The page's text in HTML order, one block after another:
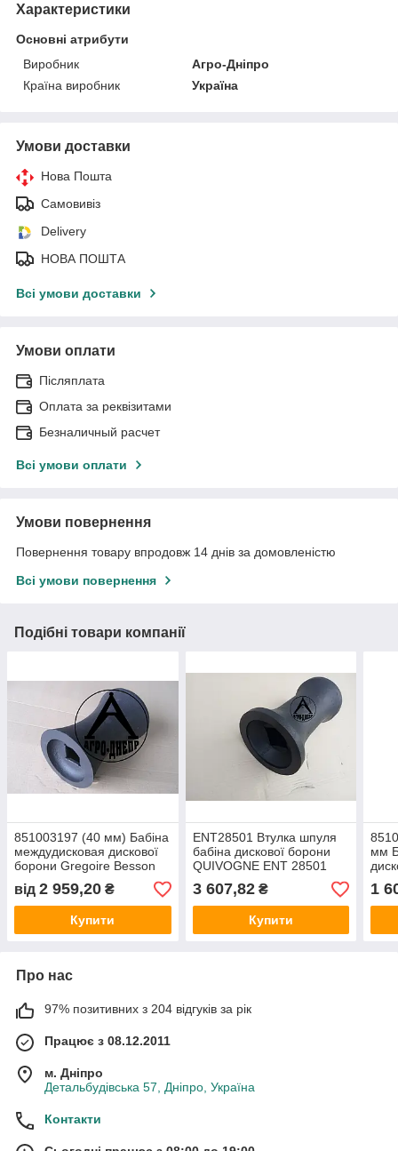
Характеристики
Основні атрибути
Виробник
Агро-Дніпро
Країна виробник
Україна
Умови доставки
Нова Пошта
Самовивіз
Delivery
НОВА ПОШТА
Всі умови доставки
Умови оплати
Післяплата
Оплата за реквізитами
Безналичный расчет
Всі умови оплати
Умови повернення
Повернення товару впродовж 14 днів за домовленістю
Всі умови повернення
Подібні товари компанії
851003197 (40 мм) Бабіна
междудисковая дискової
борони Gregoire Besson
від 2 959,20 ₴
Купити
ENT28501 Втулка шпуля
бабіна дискової борони
QUIVOGNE ENT 28501
50мм
3 607,82₴
Купити
мм
1
Про нас
97% позитивних з 204 відгуків за рік
Працює з 08.12.2011
м. Дніпро
Детальбудівська 57, Дніпро, Україна
Контакти